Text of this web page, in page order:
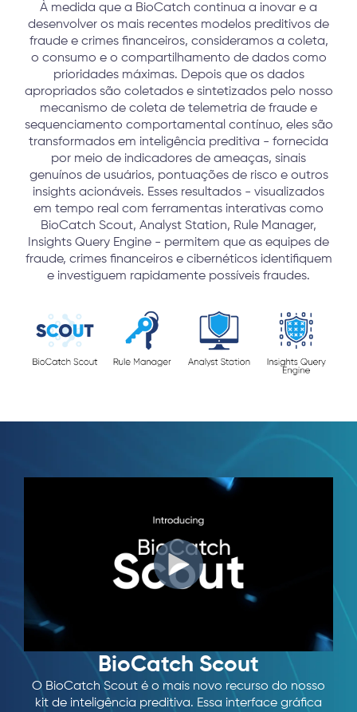
À medida que a BioCatch continua a inovar e a
desenvolver os mais recentes modelos preditivos de
fraude e crimes financeiros, consideramos a coleta,
o consumo e o compartilhamento de dados como
prioridades máximas. Depois que os dados
apropriados são coletados e sintetizados pelo nosso
mecanismo de coleta de telemetria de fraude e
sequenciamento comportamental contínuo, eles são
transformados em inteligência preditiva - fornecida
por meio de indicadores de ameaças, sinais
genuínos de usuários, pontuações de risco e outros
insights acionáveis. Esses resultados - visualizados
em tempo real com ferramentas interativas como
BioCatch Scout, Analyst Station, Rule Manager,
Insights Query Engine - permitem que as equipes de
fraude, crimes financeiros e cibernéticos identifiquem
e investiguem rapidamente possíveis fraudes.
BioCatch Scout
O BioCatch Scout é o mais novo recurso do nosso
kit de inteligência preditiva. Essa interface gráfica